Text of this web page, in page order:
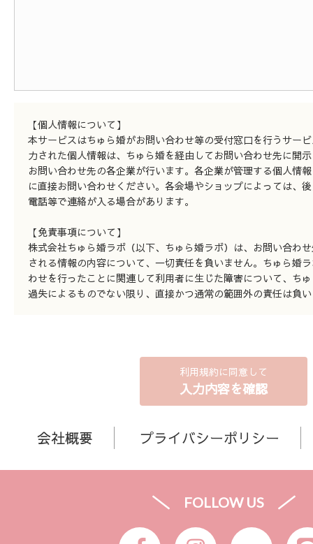
【個人情報について】
本サービスはちゅら婚がお問い合わせ等の受付窓口を行うサー
力された個人情報は、ちゅら婚を経由してお問い合わせ先に開
お問い合わせ先の各企業が行います。各企業が管理する個人情
に直接お問い合わせください。各会場やショップによっては、
電話等で連絡が入る場合があります。
【免責事項について】
株式会社ちゅら婚ラボ（以下、ちゅら婚ラボ）は、お問い合わ
される情報の内容について、一切責任を負いません。ちゅら婚
わせを行ったことに関連して利用者に生じた障害について、ち
過失によるものでない限り、直接かつ通常の範囲外の責任は負
利用規約に同意して
入力内容を確認
会社概要 プライバシーポリシー
FOLLOW US